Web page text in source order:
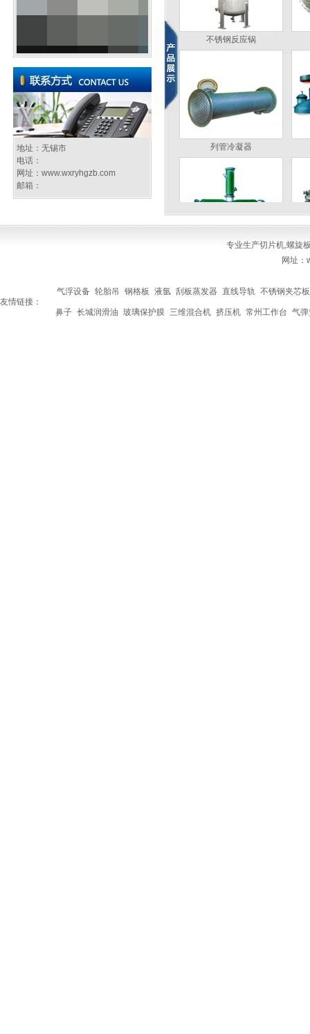
地址：无锡市
电话：
网址： www.wxryhgzb.com
邮箱：
不锈钢反应锅
列管冷凝器
真空耙式干燥机
专业生产切片机,螺旋
网址
友情链接：
气浮设备 轮胎吊 钢格板 液氩 刮板蒸发器 直线导轨 不锈钢夹芯板
鼻子 长城润滑油 玻璃保护膜 三维混合机 挤压机 常州工作台 气